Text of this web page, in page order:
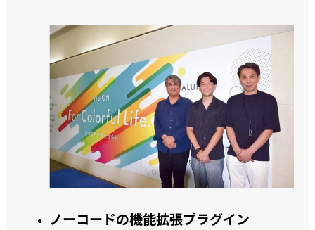
ＪＢアドバンスト・テクノロジー株式会社、ＪＢＣＣグ
ループのバックオフィス業務を担い、自社の受注処理を
抜本的に改革したＣ＆Ｃビジネスサービス株式会社、こ
のＪＢＣＣグループ会社3 社のノウハウを結集しまし
た。取引先の業務を変えずにどのように受注処理を改善
したのでしょうか。バックオフィス業務を取りまとめる
清宮氏と情報システム課としてシステム構築に携わっ
た上村氏、中村氏にお話を伺いました。
ノーコードの機能拡張プラグイン